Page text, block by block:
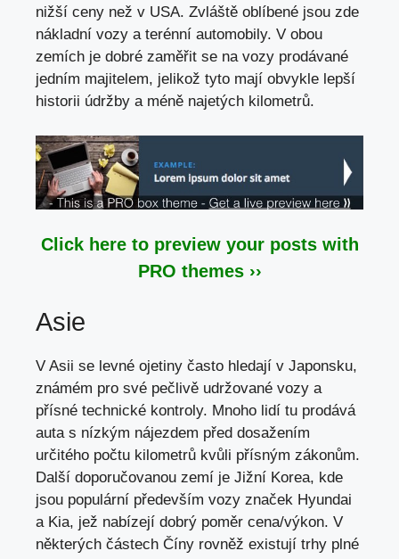
nižší ceny než v USA. Zvláště oblíbené jsou zde
nákladní vozy a terénní automobily. V obou
zemích je dobré zaměřit se na vozy prodávané
jedním majitelem, jelikož tyto mají obvykle lepší
historii údržby a méně najetých kilometrů.
Click here to preview your posts with
PRO themes ››
Asie
V Asii se levné ojetiny často hledají v Japonsku,
známém pro své pečlivě udržované vozy a
přísné technické kontroly. Mnoho lidí tu prodává
auta s nízkým nájezdem před dosažením
určitého počtu kilometrů kvůli přísným zákonům.
Další doporučovanou zemí je Jižní Korea, kde
jsou populární především vozy značek Hyundai
a Kia, jež nabízejí dobrý poměr cena/výkon. V
některých částech Číny rovněž existují trhy plné